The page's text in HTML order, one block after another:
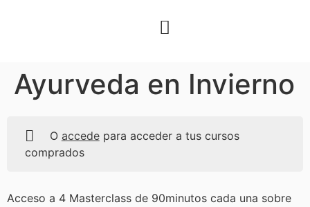
Ayurveda en Invierno
O accedepara acceder a tus cursos
comprados
Acceso a 4 Masterclass de 90minutos cada una sobre